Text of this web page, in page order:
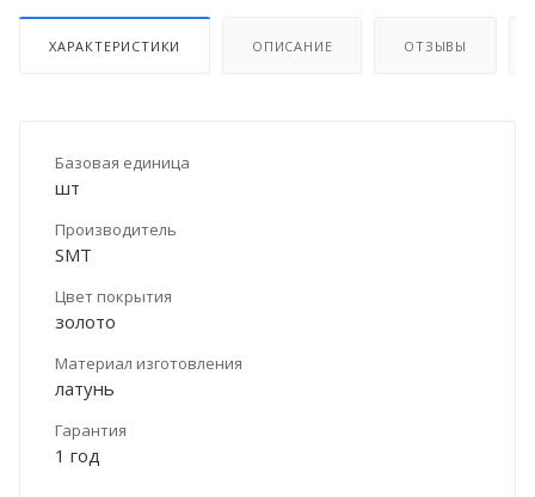
ХАРАКТЕРИСТИКИ ОПИСАНИЕ ОТЗЫВЫ
Базовая единица
шт
Производитель
SMT
Цвет покрытия
золото
Материал изготовления
латунь
Гарантия
1 год